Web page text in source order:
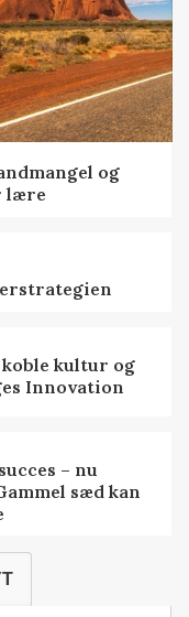
og
lære
koble kultur og
Innovation
– nu
sæd kan